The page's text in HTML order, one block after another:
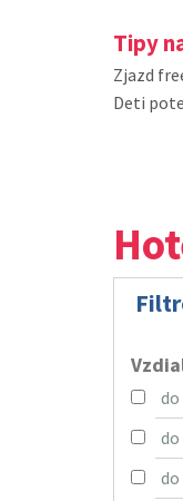
Tipy
Zjazd
Deti
do
do
do